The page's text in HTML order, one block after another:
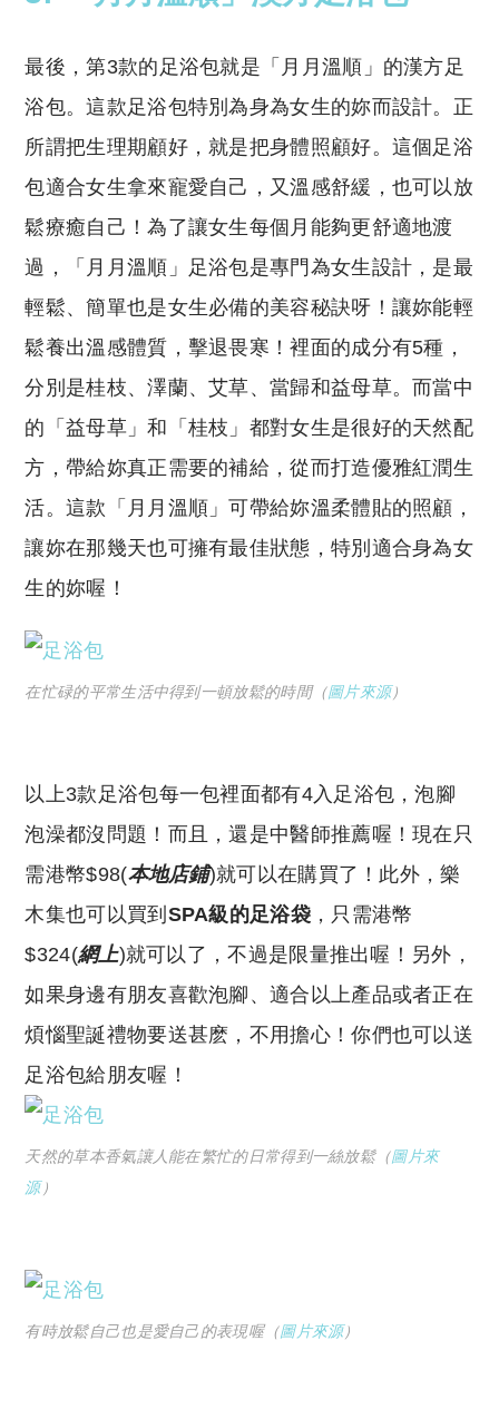
最後，第3款的足浴包就是「月月溫順」的漢方足
浴包。這款足浴包特別為身為女生的妳而設計。正
所謂把生理期顧好，就是把身體照顧好。這個足浴
包適合女生拿來寵愛自己，又溫感舒緩，也可以放
鬆療癒自己！為了讓女生每個月能夠更舒適地渡
過，「月月溫順」足浴包是專門為女生設計，是最
輕鬆、簡單也是女生必備的美容秘訣呀！讓妳能輕
鬆養出溫感體質，擊退畏寒！裡面的成分有5種，
分別是桂枝、澤蘭、艾草、當歸和益母草。而當中
的「益母草」和「桂枝」都對女生是很好的天然配
方，帶給妳真正需要的補給，從而打造優雅紅潤生
活。這款「月月溫順」可帶給妳溫柔體貼的照顧，
讓妳在那幾天也可擁有最佳狀態，特別適合身為女
生的妳喔！
在忙碌的平常生活中得到一頓放鬆的時間（圖片來源）
以上3款足浴包每一包裡面都有4入足浴包，泡腳
泡澡都沒問題！而且，還是中醫師推薦喔！現在只
需港幣$98(本地店鋪)就可以在購買了！此外，樂
木集也可以買到 SPA級的足浴袋，只需港幣
$324(網上)就可以了，不過是限量推出喔！另外，
如果身邊有朋友喜歡泡腳、適合以上產品或者正在
煩惱聖誕禮物要送甚麽，不用擔心！你們也可以送
足浴包給朋友喔！
天然的草本香氣讓人能在繁忙的日常得到一絲放鬆（圖片來
源）
有時放鬆自己也是愛自己的表現喔（圖片來源）